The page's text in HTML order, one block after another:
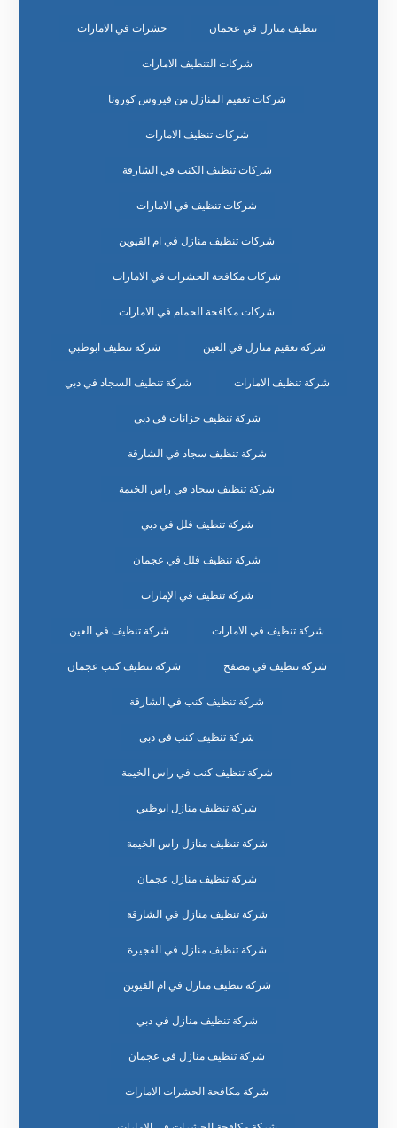
تنظيف منازل في عجمان حشرات في الامارات
شركات التنظيف الامارات
شركات تعقيم المنازل من فيروس كورونا
شركات تنظيف الامارات
شركات تنظيف الكنب في الشارقة
شركات تنظيف في الامارات
شركات تنظيف منازل في ام القيوين
شركات مكافحة الحشرات في الامارات
شركات مكافحة الحمام في الامارات
شركة تعقيم منازل في العين شركة تنظيف ابوظبي
شركة تنظيف الامارات شركة تنظيف السجاد في دبي
شركة تنظيف خزانات في دبي
شركة تنظيف سجاد في الشارقة
شركة تنظيف سجاد في راس الخيمة
شركة تنظيف فلل في دبي
شركة تنظيف فلل في عجمان
شركة تنظيف في الإمارات
شركة تنظيف في الامارات شركة تنظيف في العين
شركة تنظيف في مصفح شركة تنظيف كنب عجمان
شركة تنظيف كنب في الشارقة
شركة تنظيف كنب في دبي
شركة تنظيف كنب في راس الخيمة
شركة تنظيف منازل ابوظبي
شركة تنظيف منازل راس الخيمة
شركة تنظيف منازل عجمان
شركة تنظيف منازل في الشارقة
شركة تنظيف منازل في الفجيرة
شركة تنظيف منازل في ام القيوين
شركة تنظيف منازل في دبي
شركة تنظيف منازل في عجمان
شركة مكافحة الحشرات الامارات